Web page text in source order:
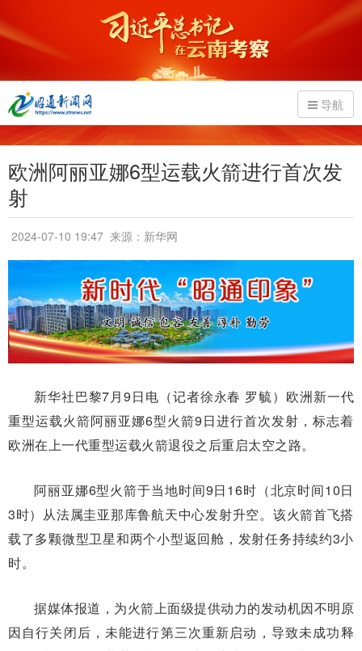
导航
欧洲阿丽亚娜6型运载火箭进行首次发
射
2024-07-10 19:47 来源：新华网
新华社巴黎7月9日电（记者徐永春 罗毓）欧洲新一代
重型运载火箭阿丽亚娜6型火箭9日进行首次发射，标志着
欧洲在上一代重型运载火箭退役之后重启太空之路。
阿丽亚娜6型火箭于当地时间9日16时（北京时间10日
3时）从法属圭亚那库鲁航天中心发射升空。该火箭首飞搭
载了多颗微型卫星和两个小型返回舱，发射任务持续约3小
时。
据媒体报道，为火箭上面级提供动力的发动机因不明原
因自行关闭后，未能进行第三次重新启动，导致未成功释